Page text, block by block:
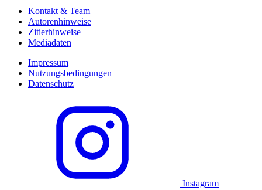
Kontakt & Team
Autorenhinweise
Zitierhinweise
Mediadaten
Impressum
Nutzungsbedingungen
Datenschutz
Instagram